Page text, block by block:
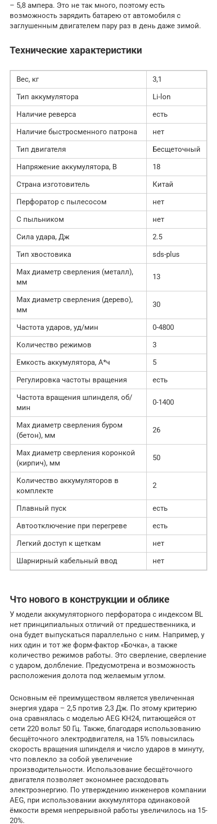
– 5,8 ампера. Это не так много, поэтому есть
возможность зарядить батарею от автомобиля с
заглушенным двигателем пару раз в день даже зимой.
Технические характеристики
Вес, кг
3,1
Тип аккумулятора
Li-lon
Наличие реверса
есть
Наличие быстросменного патрона
нет
Тип двигателя
Бесщеточный
Напряжение аккумулятора, В
18
Страна изготовитель
Китай
Перфоратор с пылесосом
нет
С пыльником
нет
Сила удара, Дж
2.5
Тип хвостовика
sds-plus
Max диаметр сверления (металл),
мм
13
Мах диаметр сверления (дерево),
мм
30
Частота ударов, уд/мин
0-4800
Количество режимов
3
Емкость аккумулятора, А*ч
5
Регулировка частоты вращения
есть
Частота вращения шпинделя, об/
мин
0-1400
Max диаметр сверления буром
(бетон), мм
26
Max диаметр сверления коронкой
(кирпич), мм
50
Количество аккумуляторов в
комплекте
2
Плавный пуск
есть
Автоотключение при перегреве
есть
Легкий доступ к щеткам
нет
Шарнирный кабельный ввод
нет
Что нового в конструкции и облике
У модели аккумуляторного перфоратора с индексом BL
нет принципиальных отличий от предшественника, и
она будет выпускаться параллельно с ним. Например, у
них один и тот же форм-фактор «Бочка», а также
количество режимов работы. Это сверление, сверление
с ударом, долбление. Предусмотрена и возможность
расположения долота под желаемым углом.
Основным её преимуществом является увеличенная
энергия удара – 2,5 против 2,3 Дж. По этому критерию
она сравнялась с моделью АEG KH24, питающейся от
сети 220 вольт 50 Гц. Также, благодаря использованию
бесщёточного электродвигателя, на 15% повысилась
скорость вращения шпинделя и число ударов в минуту,
что повлекло за собой увеличение
производительности. Использование бесщёточного
двигателя позволяет экономнее расходовать
электроэнергию. По утверждению инженеров компании
AEG, при использовании аккумулятора одинаковой
ёмкости время непрерывной работы увеличилось на 15-
20%.